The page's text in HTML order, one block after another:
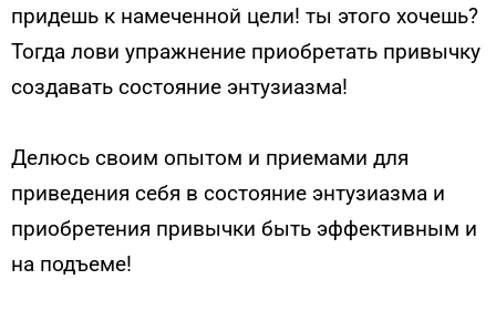
придешь к намеченной цели! ты этого хочешь?
Тогда лови упражнение приобретать привычку
создавать состояние энтузиазма!
Делюсь своим опытом и приемами для
приведения себя в состояние энтузиазма и
приобретения привычки быть эффективным и
на подъеме!